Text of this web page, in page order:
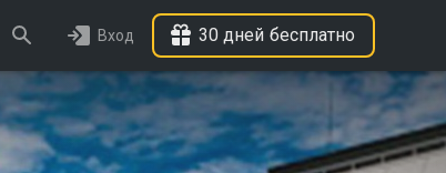
Вход 30 дней бесплатно